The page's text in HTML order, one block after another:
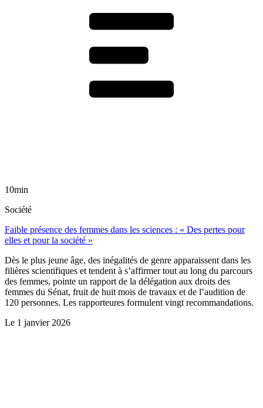
10min
Société
Faible présence des femmes dans les sciences : « Des pertes pour
elles et pour la société »
Dès le plus jeune âge, des inégalités de genre apparaissent dans les
filières scientifiques et tendent à s’affirmer tout au long du parcours
des femmes, pointe un rapport de la délégation aux droits des
femmes du Sénat, fruit de huit mois de travaux et de l’audition de
120 personnes. Les rapporteures formulent vingt recommandations.
Le 1 janvier 2026